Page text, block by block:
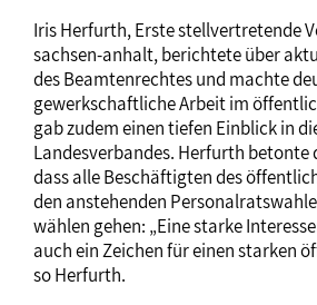
Iris Herfurth, Erste stellvertretende
sachsen-anhalt, berichtete über
des Beamtenrechtes und machte
gewerkschaftliche Arbeit im
gab zudem einen tiefen Einblick in
Landesverbandes. Herfurth betonte
dass alle Beschäftigten des
den anstehenden
wählen gehen: „Eine starke
auch ein Zeichen für einen starken
so Herfurth.